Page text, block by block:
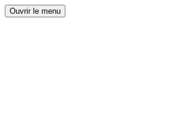
Ouvrir le menu